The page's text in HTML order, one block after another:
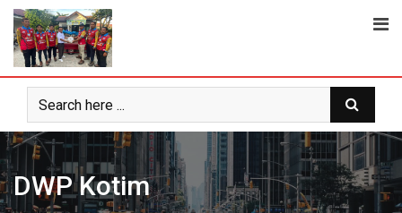
Skip
content
DWP Kotim